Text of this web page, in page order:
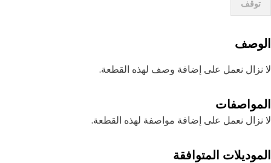
توقف
نزال نعمل على إضافة وصف لهذه القطعة.
نعمل على إضافة مواصفة لهذه القطعة.
المتوافقة